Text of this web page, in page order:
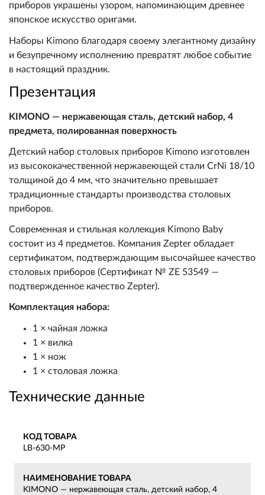
приборов украшены узором, напоминающим древнее
японское искусство оригами.
Наборы Kimono благодаря своему элегантному дизайну
и безупречному исполнению превратят любое событие
в настоящий праздник.
Презентация
KIMONO — нержавеющая сталь, детский набор, 4
предмета, полированная поверхность
Детский набор столовых приборов Kimono изготовлен
из высококачественной нержавеющей стали CrNi 18/10
толщиной до 4 мм, что значительно превышает
традиционные стандарты производства столовых
приборов.
Современная и стильная коллекция Kimono Baby
состоит из 4 предметов. Компания Zepter обладает
сертификатом, подтверждающим высочайшее качество
столовых приборов (Сертификат № ZE 53549 —
подтвержденное качество Zepter).
Комплектация набора:
1 × чайная ложка
1 × вилка
1 × нож
1 × столовая ложка
Технические данные
КОД ТОВАРА
LB-630-MP
НАИМЕНОВАНИЕ ТОВАРА
KIMONO — нержавеющая сталь, детский набор, 4